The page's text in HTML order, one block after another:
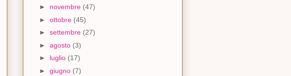
► novembre (47)
► ottobre (45)
► settembre (27)
► agosto (3)
► luglio (17)
► giugno (7)